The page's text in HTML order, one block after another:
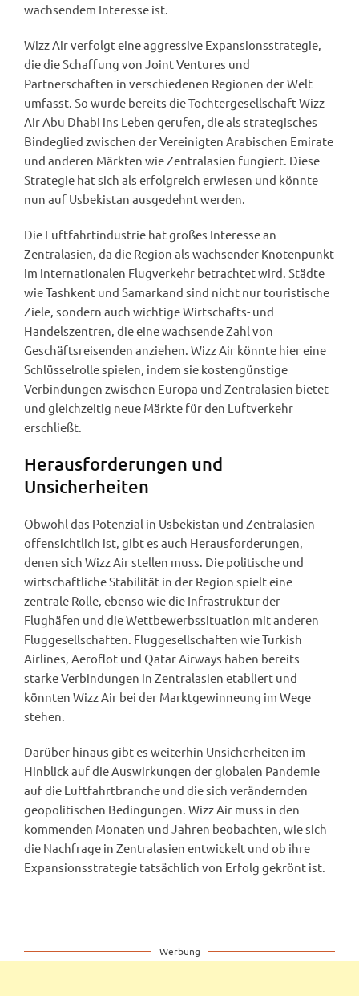
wachsendem Interesse ist.
Wizz Air verfolgt eine aggressive Expansionsstrategie,
die die Schaffung von Joint Ventures und
Partnerschaften in verschiedenen Regionen der Welt
umfasst. So wurde bereits die Tochtergesellschaft Wizz
Air Abu Dhabi ins Leben gerufen, die als strategisches
Bindeglied zwischen der Vereinigten Arabischen Emirate
und anderen Märkten wie Zentralasien fungiert. Diese
Strategie hat sich als erfolgreich erwiesen und könnte
nun auf Usbekistan ausgedehnt werden.
Die Luftfahrtindustrie hat großes Interesse an
Zentralasien, da die Region als wachsender Knotenpunkt
im internationalen Flugverkehr betrachtet wird. Städte
wie Tashkent und Samarkand sind nicht nur touristische
Ziele, sondern auch wichtige Wirtschafts- und
Handelszentren, die eine wachsende Zahl von
Geschäftsreisenden anziehen. Wizz Air könnte hier eine
Schlüsselrolle spielen, indem sie kostengünstige
Verbindungen zwischen Europa und Zentralasien bietet
und gleichzeitig neue Märkte für den Luftverkehr
erschließt.
Herausforderungen und
Unsicherheiten
Obwohl das Potenzial in Usbekistan und Zentralasien
offensichtlich ist, gibt es auch Herausforderungen,
denen sich Wizz Air stellen muss. Die politische und
wirtschaftliche Stabilität in der Region spielt eine
zentrale Rolle, ebenso wie die Infrastruktur der
Flughäfen und die Wettbewerbssituation mit anderen
Fluggesellschaften. Fluggesellschaften wie Turkish
Airlines, Aeroflot und Qatar Airways haben bereits
starke Verbindungen in Zentralasien etabliert und
könnten Wizz Air bei der Marktgewinneung im Wege
stehen.
Darüber hinaus gibt es weiterhin Unsicherheiten im
Hinblick auf die Auswirkungen der globalen Pandemie
auf die Luftfahrtbranche und die sich verändernden
geopolitischen Bedingungen. Wizz Air muss in den
kommenden Monaten und Jahren beobachten, wie sich
die Nachfrage in Zentralasien entwickelt und ob ihre
Expansionsstrategie tatsächlich von Erfolg gekrönt ist.
Werbung